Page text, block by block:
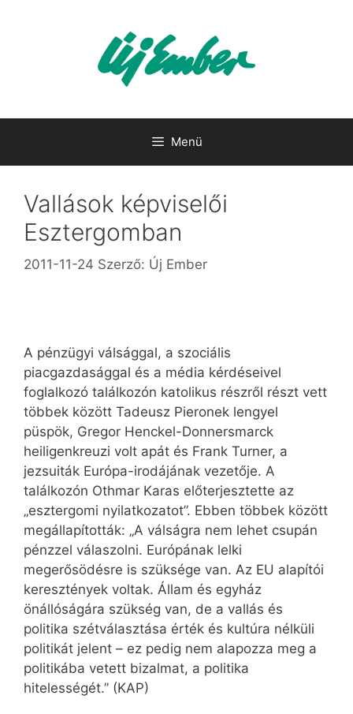
Menü
Vallások képviselői
Esztergomban
2011-11-24 Szerző: Új Ember
A pénzügyi válsággal, a szociális
piacgazdasággal és a média kérdéseivel
foglalkozó találkozón katolikus részről részt vett
többek között Tadeusz Pieronek lengyel
püspök, Gregor Henckel-Donnersmarck
heiligenkreuzi volt apát és Frank Turner, a
jezsuiták Európa-irodájának vezetője. A
találkozón Othmar Karas előterjesztette az
„esztergomi nyilatkozatot”. Ebben többek között
megállapították: „A válságra nem lehet csupán
pénzzel válaszolni. Európának lelki
megerősödésre is szüksége van. Az EU alapítói
keresztények voltak. Állam és egyház
önállóságára szükség van, de a vallás és
politika szétválasztása érték és kultúra nélküli
politikát jelent – ez pedig nem alapozza meg a
politikába vetett bizalmat, a politika
hitelességét.” (KAP)